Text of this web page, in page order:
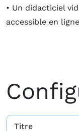
• Un didacticiel
accessible en
Titre